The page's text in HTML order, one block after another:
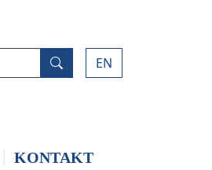
Vyhľadať
EN
KONTAKT